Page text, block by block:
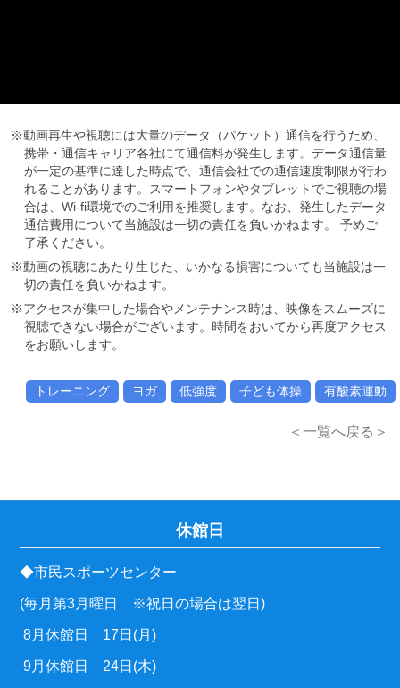
※動画再生や視聴には大量のデータ（パケット）通信を行うため、
携帯・通信キャリア各社にて通信料が発生します。データ通信量
が一定の基準に達した時点で、通信会社での通信速度制限が行わ
れることがあります。スマートフォンやタブレットでご視聴の場
合は、Wi-fi環境でのご利用を推奨します。なお、発生したデータ
通信費用について当施設は一切の責任を負いかねます。 予めご
了承ください。
※動画の視聴にあたり生じた、いかなる損害についても当施設は一
切の責任を負いかねます。
※アクセスが集中した場合やメンテナンス時は、映像をスムーズに
視聴できない場合がございます。時間をおいてから再度アクセス
をお願いします。
トレーニング ヨガ 低強度 子ども体操 有酸素運動
＜一覧へ戻る＞
休館日
◆市民スポーツセンター
(毎月第3月曜日 ※祝日の場合は翌日)
8月休館日 17日(月)
9月休館日 24日(木)